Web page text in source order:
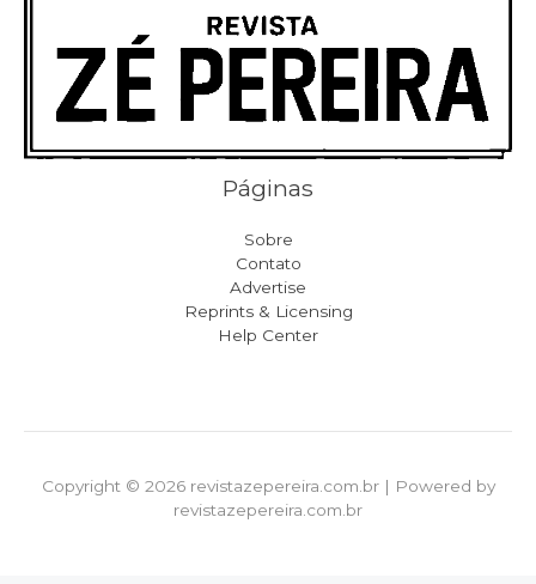
Páginas
Sobre
Contato
Advertise
Reprints & Licensing
Help Center
Copyright © 2026 revistazepereira.com.br | Powered by
revistazepereira.com.br